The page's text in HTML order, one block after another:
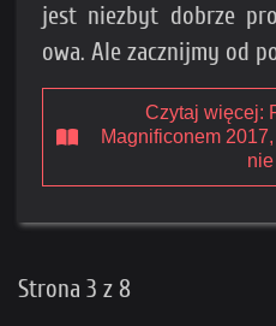
jest niezbyt dobrze
owa. Ale zacznijmy od
Czytaj więcej:
Magnificonem
Strona 3 z 8